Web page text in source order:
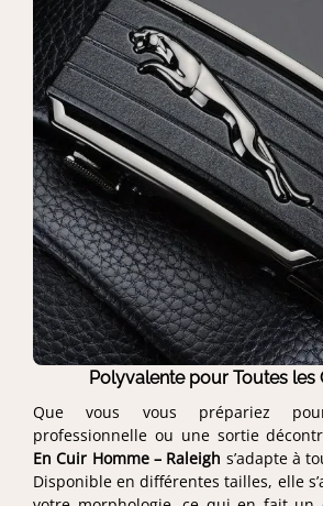
Polyvalente pour Toutes les
Que vous vous prépariez
professionnelle ou une sortie
En Cuir Homme – Raleigh s’adapte à
Disponible en différentes tailles, elle